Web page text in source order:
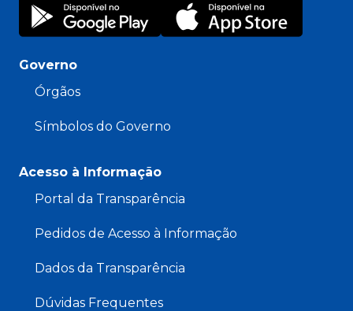
Governo
Órgãos
Símbolos do Governo
Acesso à Informação
Portal da Transparência
Pedidos de Acesso à Informação
Dados da Transparência
Dúvidas Frequentes